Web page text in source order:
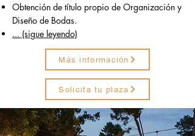
Obtención de título propio de Organización y
Diseño de Bodas.
... (sigue leyendo)
Más información
Solicita tu plaza